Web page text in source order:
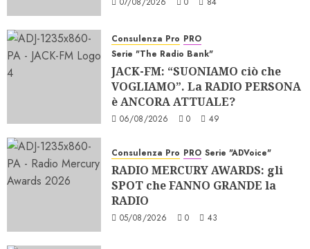
Consulenza Pro PRO
Serie "The Radio Bank"
JACK-FM: “SUONIAMO ciò che
VOGLIAMO”. La RADIO PERSONA
è ANCORA ATTUALE?
06/08/2026 0 49
Consulenza Pro PRO Serie "ADVoice"
RADIO MERCURY AWARDS: gli
SPOT che FANNO GRANDE la
RADIO
05/08/2026 0 43